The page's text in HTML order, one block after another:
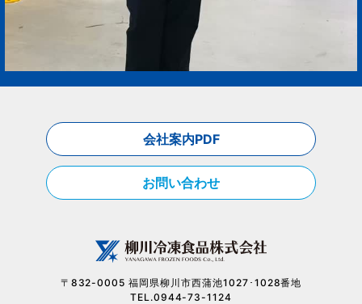
会社案内PDF
お問い合わせ
〒832-0005 福岡県柳川市西蒲池1027･1028番地
TEL.0944-73-1124